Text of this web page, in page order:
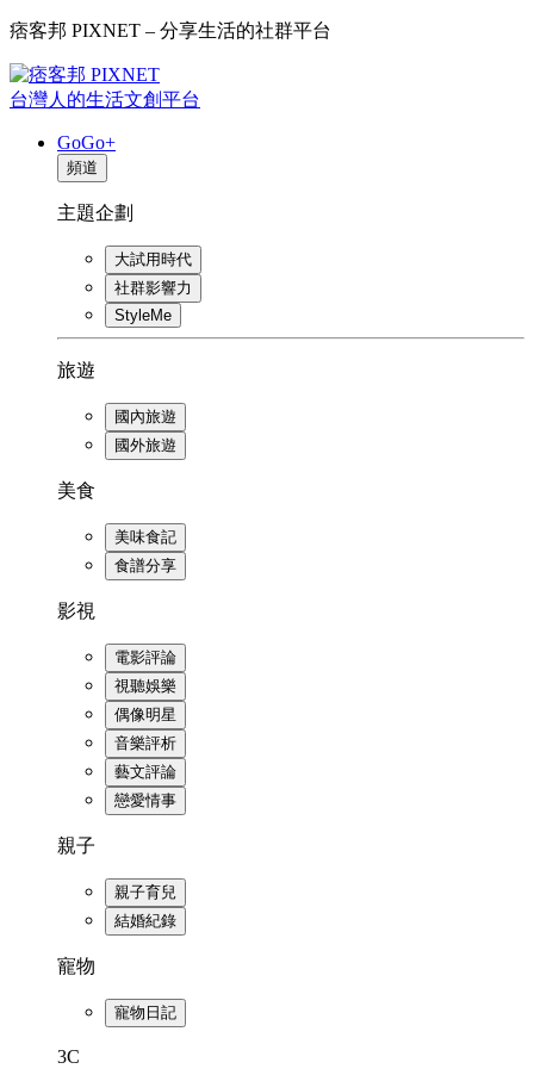
痞客邦 PIXNET – 分享生活的社群平台
台灣人的生活文創平台
GoGo+
頻道
主題企劃
大試用時代
社群影響力
StyleMe
旅遊
國內旅遊
國外旅遊
美食
美味食記
食譜分享
影視
電影評論
視聽娛樂
偶像明星
音樂評析
藝文評論
戀愛情事
親子
親子育兒
結婚紀錄
寵物
寵物日記
3C